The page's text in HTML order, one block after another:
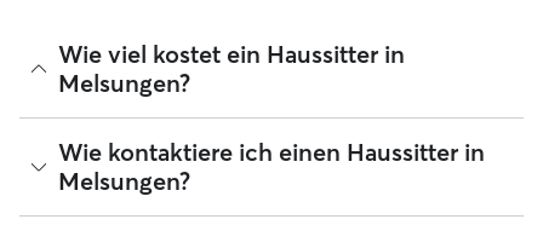
Wie viel kostet ein Haussitter in
Melsungen?
Haussitter können ihre Preise bei Rover frei festlegen. Die
durchschnittlichen Kosten für einen Rover-Haussitter in
Melsungen betragen seit August 2026 etwa 35 pro Nacht,
einschließlich der Servicegebühren von Rover. Der Preis
Wie kontaktiere ich einen Haussitter in
Melsungen?